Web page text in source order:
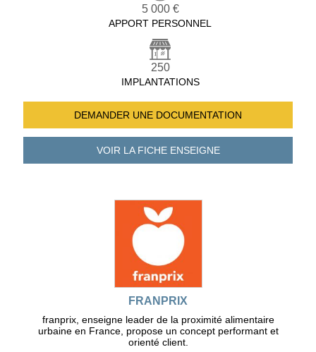
5 000 €
APPORT PERSONNEL
250
IMPLANTATIONS
DEMANDER UNE DOCUMENTATION
VOIR LA FICHEENSEIGNE
FRANPRIX
franprix, enseigne leader de la proximité alimentaire
urbaine en France, propose un concept performant et
orienté client.